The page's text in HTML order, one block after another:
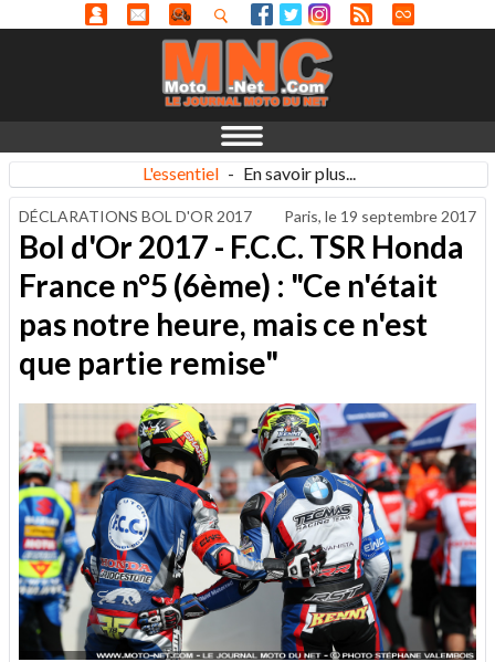
L'essentiel - En savoir plus...
DÉCLARATIONS BOL D'OR 2017 Paris, le 19 septembre 2017
Bol d'Or 2017 - F.C.C. TSR Honda
France n°5 (6ème) : "Ce n'était
pas notre heure, mais ce n'est
que partie remise"